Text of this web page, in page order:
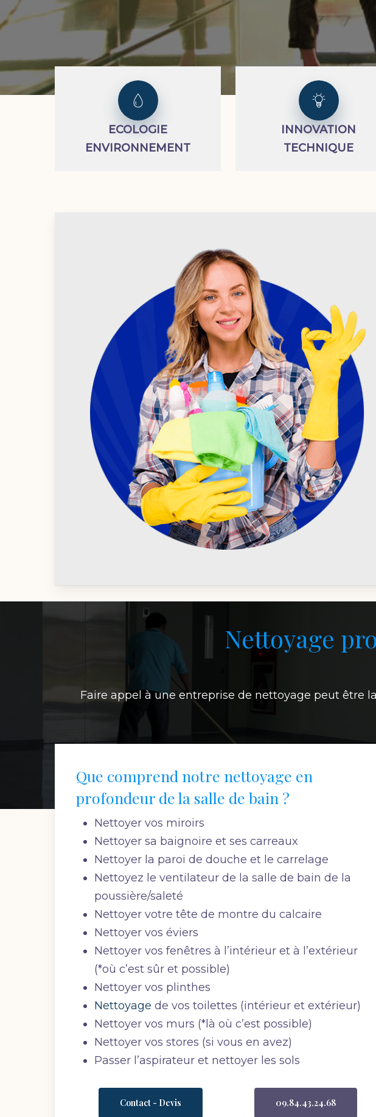
ECOLOGIE
ENVIRONNEMENT
INNOVATION
TECHNIQUE
Nettoyage
Faire appel à une entreprise de nettoyage peut être
Que comprend notre nettoyage en
profondeur de la salle de bain ?
Nettoyer vos miroirs
Nettoyer sa baignoire et ses carreaux
Nettoyer la paroi de douche et le carrelage
Nettoyez le ventilateur de la salle de bain de la
poussière/saleté
Nettoyer votre tête de montre du calcaire
Nettoyer vos éviers
Nettoyer vos fenêtres à l’intérieur et à l’extérieur
(*où c’est sûr et possible)
Nettoyer vos plinthes
Nettoyage de vos toilettes (intérieur et extérieur)
Nettoyer vos murs (*là où c’est possible)
Nettoyer vos stores (si vous en avez)
Passer l’aspirateur et nettoyer les sols
Contact - Devis 09.84.43.24.68